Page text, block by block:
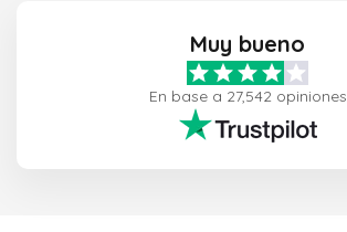
Muy bueno
En base a 27,542 opiniones